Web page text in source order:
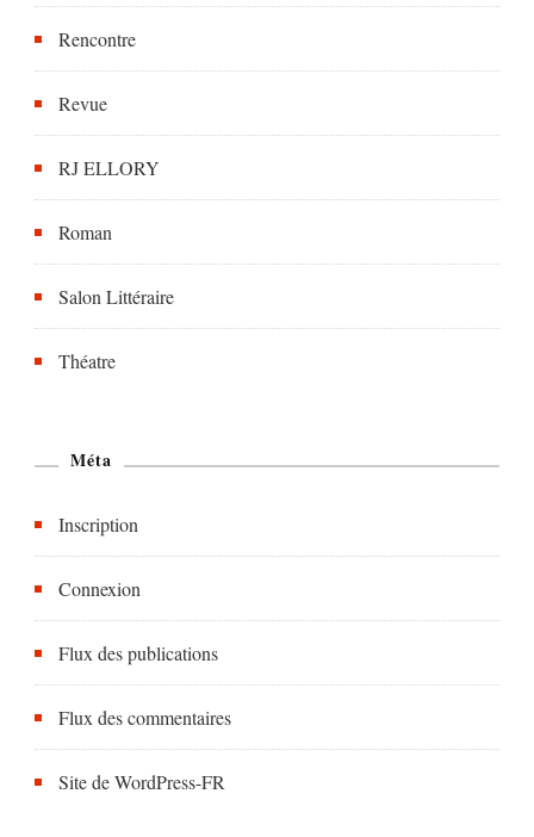
Rencontre
Revue
RJ ELLORY
Roman
Salon Littéraire
Théatre
Méta
Inscription
Connexion
Flux des publications
Flux des commentaires
Site de WordPress-FR